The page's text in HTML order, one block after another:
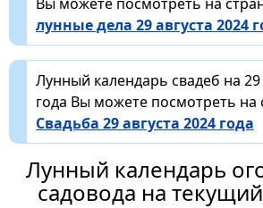
лунные дела 29 августа 2024
Лунный календарь свадеб на 29
года Вы можете посмотреть на
Свадьба 29 августа 2024 года
Лунный календарь
садовода на